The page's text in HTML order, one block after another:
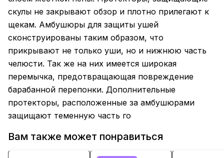
скулы не закрывают обзор и плотно прилегают к
щекам. Амбушюры для защиты ушей
сконструированы таким образом, что
прикрывают не только уши, но и нижнюю часть
челюсти. Так же на них имеется широкая
перемычка, предотвращающая повреждение
барабанной перепонки. Дополнительные
протекторы, расположенные за амбушюрами
защищают теменную часть го
Вам также может понравиться